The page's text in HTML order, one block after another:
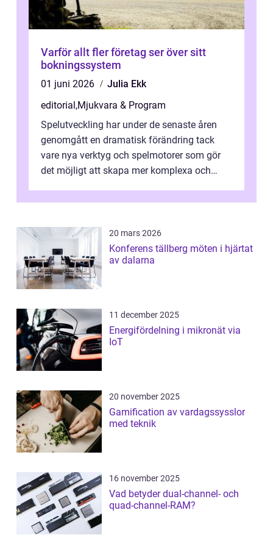
Varför allt fler företag ser över sitt
bokningssystem
01 juni 2026
Julia Ekk
editorial,Mjukvara & Program
Spelutveckling har under de senaste åren
genomgått en dramatisk förändring tack
vare nya verktyg och spelmotorer som gör
det möjligt att skapa mer komplexa och
20 mars 2026
Konferens tällberg möten i hjärtat
av dalarna
11 december 2025
Energifördelning i mikronät via
IoT
20 november 2025
Gamification av vardagssysslor
med teknik
16 november 2025
Vad betyder dual-channel- och
quad-channel-RAM?